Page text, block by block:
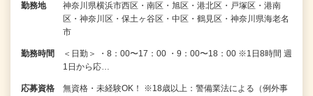
勤務地
神奈川県横浜市西区・南区・旭区・港北区・戸塚区・港南
区・神奈川区・保土ヶ谷区・中区・鶴見区・神奈川県海老名
市
勤務時間
＜日勤＞ ・8：00〜17：00 ・9：00〜18：00 ※1日8時間 週
1日から応…
応募資格
無資格・未経験OK！ ※18歳以上：警備業法による（例外事